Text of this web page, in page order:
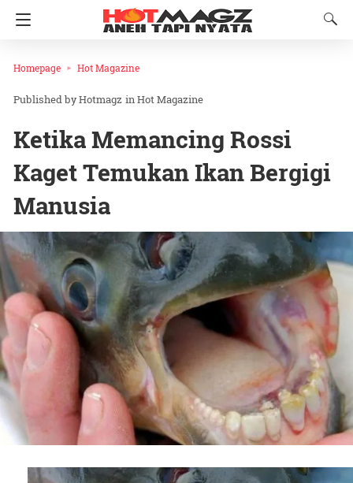
Homepage Hot Magazine
Hotmagz inHot Magazine
Ketika Memancing Rossi
Kaget Temukan Ikan Bergigi
Manusia